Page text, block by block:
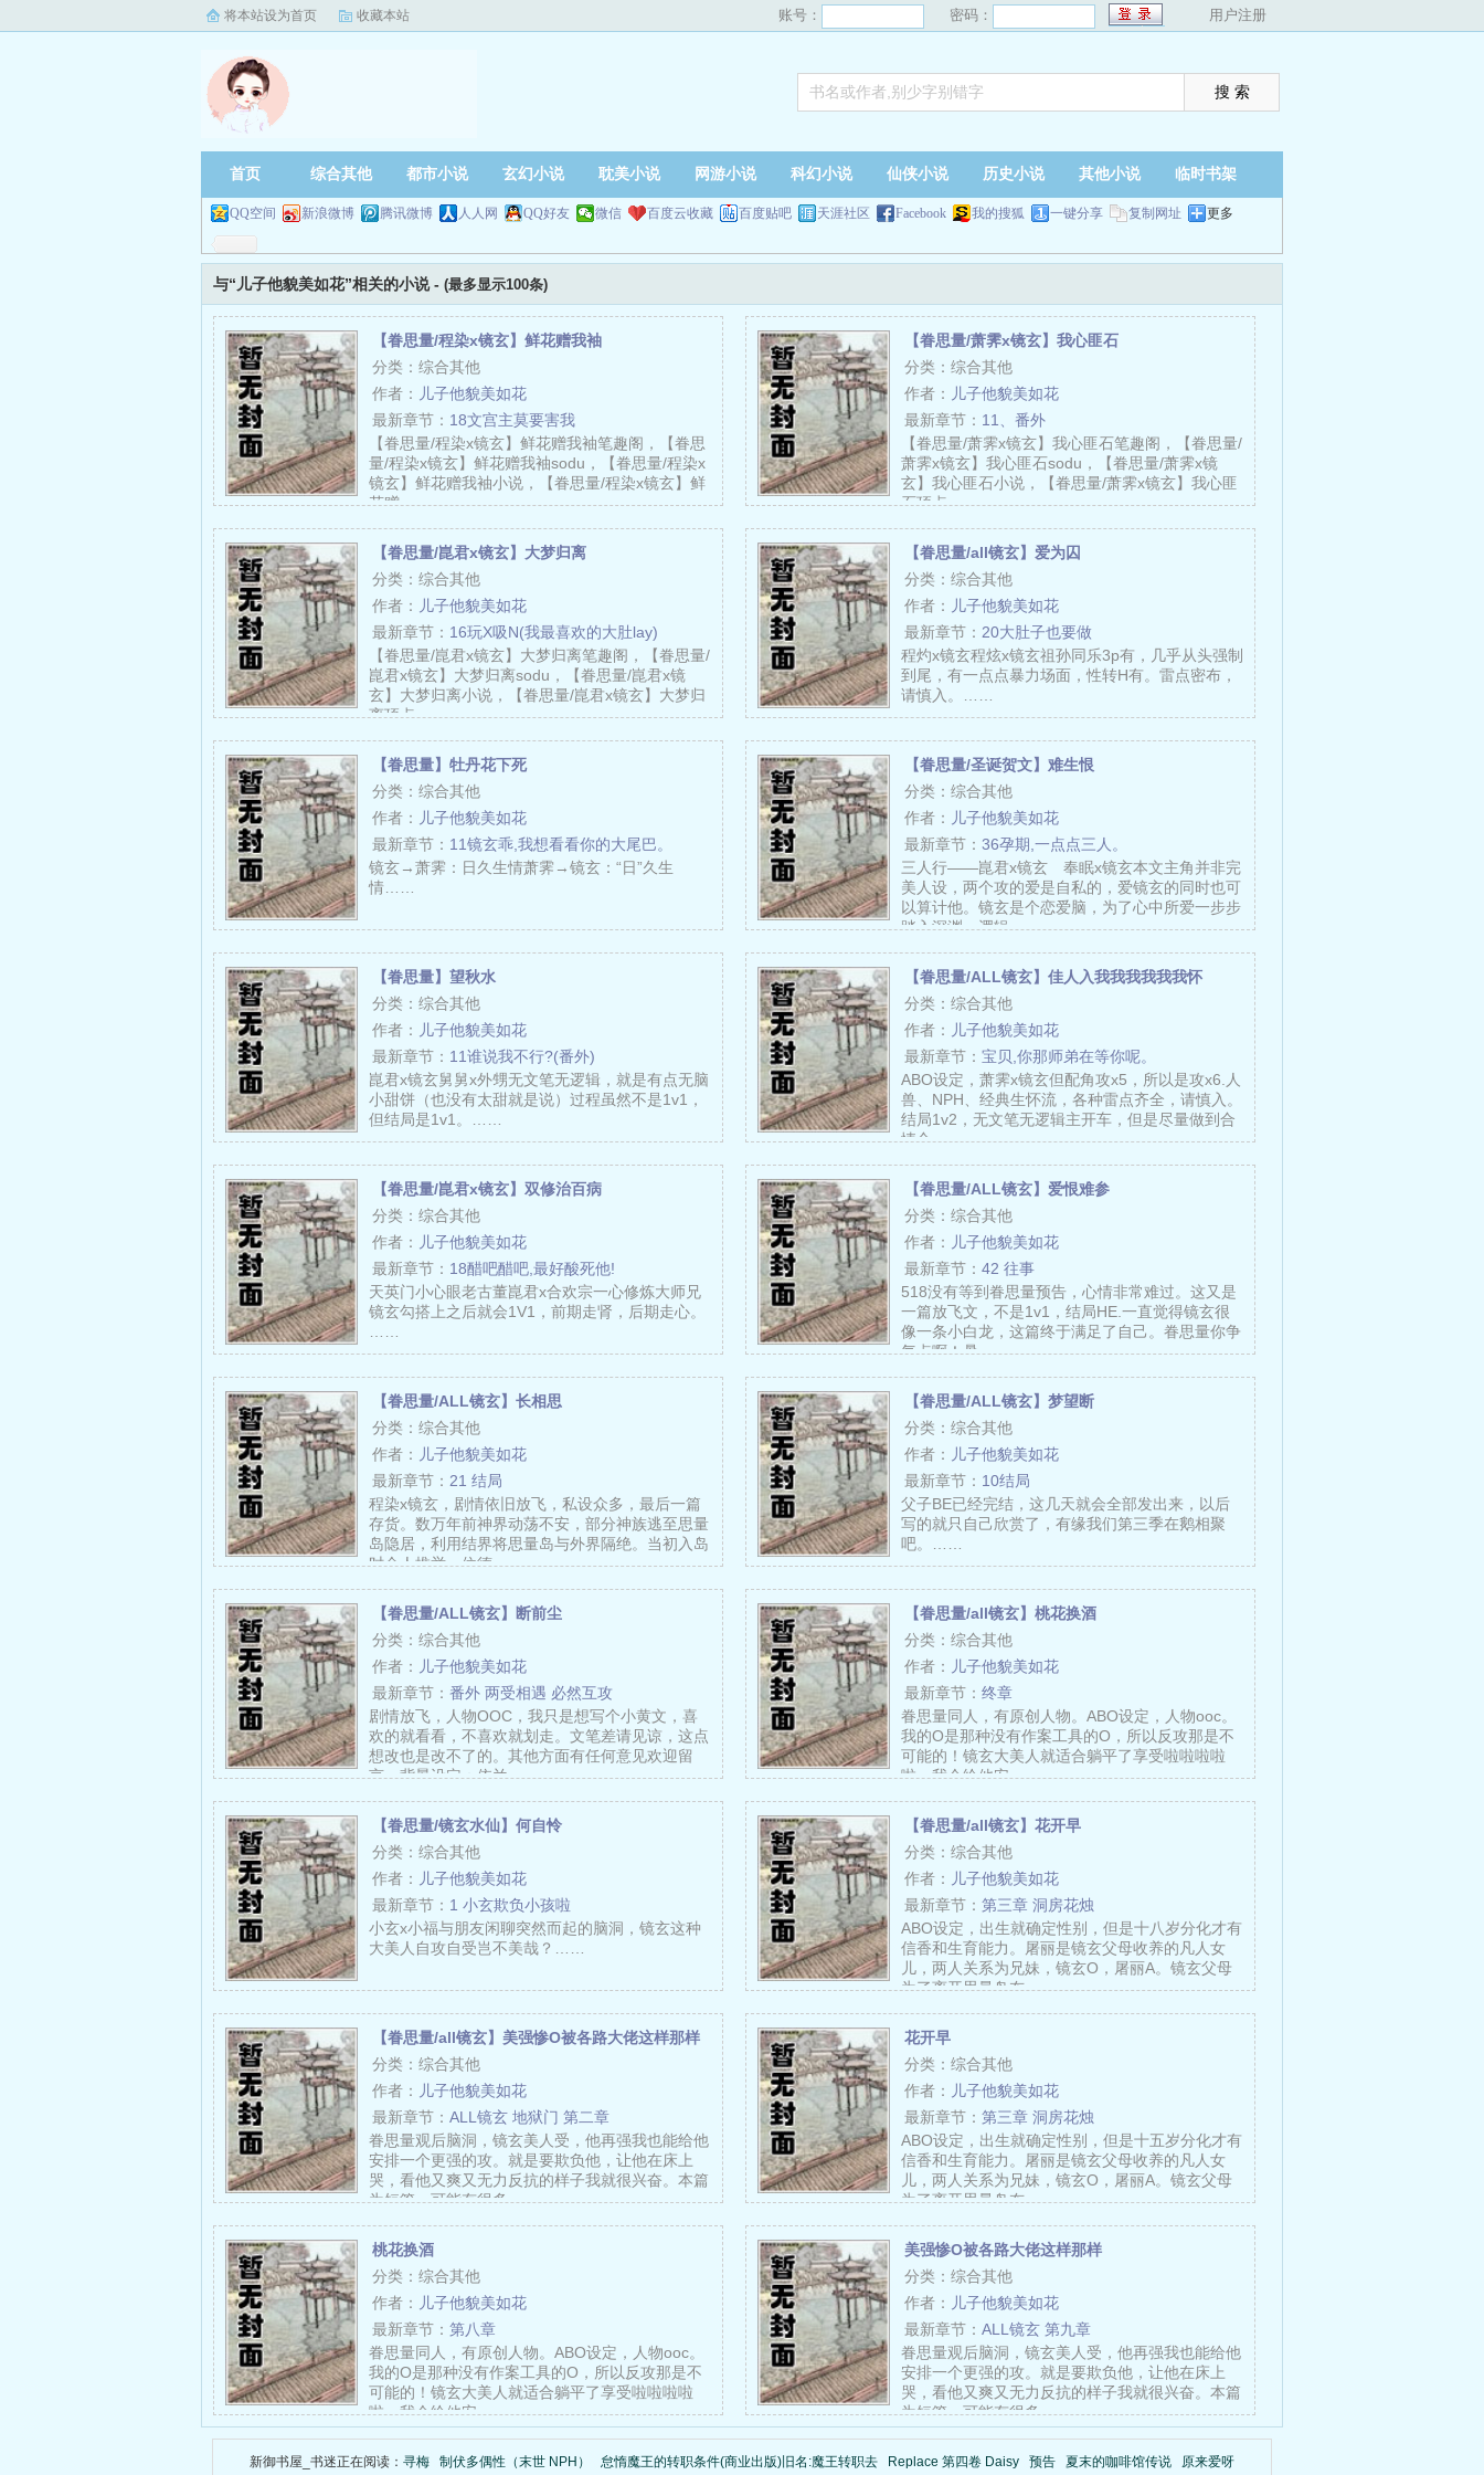
将本站设为首页 收藏本站 账号： 密码： 用户注册
首页 综合其他 都市小说 玄幻小说 耽美小说 网游小说 科幻小说 仙侠小说 历史小说 其他小说 临时书架
QQ空间 新浪微博 腾讯微博 人人网 QQ好友 微信 百度云收藏 百度贴吧 天涯社区 Facebook 我的搜狐 一键分享 复制网址 更多
与“儿子他貌美如花”相关的小说 - (最多显示100条)
【眷思量/程染x镜玄】鲜花赠我袖
分类：综合其他
作者： 儿子他貌美如花
最新章节： 18文宫主莫要害我
【眷思量/程染x镜玄】鲜花赠我袖笔趣阁，【眷思
量/程染x镜玄】鲜花赠我袖sodu，【眷思量/程染x
镜玄】鲜花赠我袖小说，【眷思量/程染x镜玄】鲜
花赠……
【眷思量/萧霁x镜玄】我心匪石
分类：综合其他
作者： 儿子他貌美如花
最新章节： 11、番外
【眷思量/萧霁x镜玄】我心匪石笔趣阁，【眷思量/
萧霁x镜玄】我心匪石sodu，【眷思量/萧霁x镜
玄】我心匪石小说，【眷思量/萧霁x镜玄】我心匪
石顶点……
【眷思量/崑君x镜玄】大梦归离
分类：综合其他
作者： 儿子他貌美如花
最新章节： 16玩X吸N(我最喜欢的大肚lay)
【眷思量/崑君x镜玄】大梦归离笔趣阁，【眷思量/
崑君x镜玄】大梦归离sodu，【眷思量/崑君x镜
玄】大梦归离小说，【眷思量/崑君x镜玄】大梦归
离顶点……
【眷思量/all镜玄】爱为囚
分类：综合其他
作者： 儿子他貌美如花
最新章节： 20大肚子也要做
程灼x镜玄程炫x镜玄祖孙同乐3p有，几乎从头强制
到尾，有一点点暴力场面，性转H有。雷点密布，
请慎入。……
【眷思量】牡丹花下死
分类：综合其他
作者： 儿子他貌美如花
最新章节： 11镜玄乖,我想看看你的大尾巴。
镜玄→萧霁：日久生情萧霁→镜玄：“日”久生
情……
【眷思量/圣诞贺文】难生恨
分类：综合其他
作者： 儿子他貌美如花
最新章节： 36孕期,一点点三人。
三人行——崑君x镜玄 奉眠x镜玄本文主角并非完
美人设，两个攻的爱是自私的，爱镜玄的同时也可
以算计他。镜玄是个恋爱脑，为了心中所爱一步步
踏入深渊。逻辑……
【眷思量】望秋水
分类：综合其他
作者： 儿子他貌美如花
最新章节： 11谁说我不行?(番外)
崑君x镜玄舅舅x外甥无文笔无逻辑，就是有点无脑
小甜饼（也没有太甜就是说）过程虽然不是1v1，
但结局是1v1。……
【眷思量/ALL镜玄】佳人入我我我我我我怀
分类：综合其他
作者： 儿子他貌美如花
最新章节： 宝贝,你那师弟在等你呢。
ABO设定，萧霁x镜玄但配角攻x5，所以是攻x6.人
兽、NPH、经典生怀流，各种雷点齐全，请慎入。
结局1v2，无文笔无逻辑主开车，但是尽量做到合
情合……
【眷思量/崑君x镜玄】双修治百病
分类：综合其他
作者： 儿子他貌美如花
最新章节： 18醋吧醋吧,最好酸死他!
天英门小心眼老古董崑君x合欢宗一心修炼大师兄
镜玄勾搭上之后就会1V1，前期走肾，后期走心。
【眷思量/ALL镜玄】爱恨难参
分类：综合其他
作者： 儿子他貌美如花
最新章节： 42 往事
518没有等到眷思量预告，心情非常难过。这又是
一篇放飞文，不是1v1，结局HE.一直觉得镜玄很
像一条小白龙，这篇终于满足了自己。眷思量你争
气点啊！暑……
【眷思量/ALL镜玄】长相思
分类：综合其他
作者： 儿子他貌美如花
最新章节： 21 结局
程染x镜玄，剧情依旧放飞，私设众多，最后一篇
存货。数万年前神界动荡不安，部分神族逃至思量
岛隐居，利用结界将思量岛与外界隔绝。当初入岛
时众人推举一位德……
【眷思量/ALL镜玄】梦望断
分类：综合其他
作者： 儿子他貌美如花
最新章节： 10结局
父子BE已经完结，这几天就会全部发出来，以后
写的就只自己欣赏了，有缘我们第三季在鹅相聚
吧。……
【眷思量/ALL镜玄】断前尘
分类：综合其他
作者： 儿子他貌美如花
最新章节： 番外 两受相遇 必然互攻
剧情放飞，人物OOC，我只是想写个小黄文，喜
欢的就看看，不喜欢就划走。文笔差请见谅，这点
想改也是改不了的。其他方面有任何意见欢迎留
言。背景设定：依兰……
【眷思量/all镜玄】桃花换酒
分类：综合其他
作者： 儿子他貌美如花
最新章节： 终章
眷思量同人，有原创人物。ABO设定，人物ooc。
我的O是那种没有作案工具的O，所以反攻那是不
可能的！镜玄大美人就适合躺平了享受啦啦啦啦
啦，我会给他安……
【眷思量/镜玄水仙】何自怜
分类：综合其他
作者： 儿子他貌美如花
最新章节： 1 小玄欺负小孩啦
小玄x小福与朋友闲聊突然而起的脑洞，镜玄这种
大美人自攻自受岂不美哉？……
【眷思量/all镜玄】花开早
分类：综合其他
作者： 儿子他貌美如花
最新章节： 第三章 洞房花烛
ABO设定，出生就确定性别，但是十八岁分化才有
信香和生育能力。屠丽是镜玄父母收养的凡人女
儿，两人关系为兄妹，镜玄O，屠丽A。镜玄父母
为了离开思量岛布……
【眷思量/all镜玄】美强惨O被各路大佬这样那样
分类：综合其他
作者： 儿子他貌美如花
最新章节： ALL镜玄 地狱门 第二章
眷思量观后脑洞，镜玄美人受，他再强我也能给他
安排一个更强的攻。就是要欺负他，让他在床上
哭，看他又爽又无力反抗的样子我就很兴奋。本篇
为短篇，可能有很多……
花开早
分类：综合其他
作者： 儿子他貌美如花
最新章节： 第三章 洞房花烛
ABO设定，出生就确定性别，但是十五岁分化才有
信香和生育能力。屠丽是镜玄父母收养的凡人女
儿，两人关系为兄妹，镜玄O，屠丽A。镜玄父母
为了离开思量岛布……
桃花换酒
分类：综合其他
作者： 儿子他貌美如花
最新章节： 第八章
眷思量同人，有原创人物。ABO设定，人物ooc。
我的O是那种没有作案工具的O，所以反攻那是不
可能的！镜玄大美人就适合躺平了享受啦啦啦啦
啦，我会给他安……
美强惨O被各路大佬这样那样
分类：综合其他
作者： 儿子他貌美如花
最新章节： ALL镜玄 第九章
眷思量观后脑洞，镜玄美人受，他再强我也能给他
安排一个更强的攻。就是要欺负他，让他在床上
哭，看他又爽又无力反抗的样子我就很兴奋。本篇
为短篇，可能有很多……
新御书屋_书迷正在阅读： 寻梅 制伏多偶性（末世 NPH） 怠惰魔王的转职条件(商业出版)旧名:魔王转职去 Replace 第四卷 Daisy 预告 夏末的咖啡馆传说 原来爱呀